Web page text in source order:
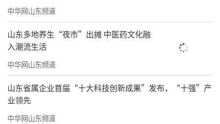
中华网山东频道
山东多地养生“夜市”出摊 中医药文化融
入潮流生活
中华网山东频道
山东省属企业首届“十大科技创新成果”发布，“十强”产
业领先
中华网山东频道